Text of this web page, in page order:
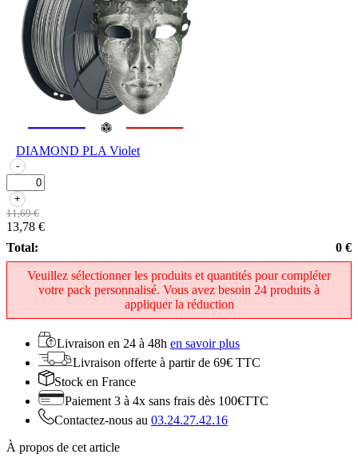
DIAMOND PLA Violet
-
+
11,69 €
13,78 €
Total:
0 €
Veuillez sélectionner les produits et quantités pour compléter
votre pack personnalisé. Vous avez besoin 24 produits à
appliquer la réduction
Livraison en 24 à 48h en savoir plus
Livraison offerte à partir de 69€ TTC
Stock en France
Paiement 3 à 4x sans frais dès 100€TTC
Contactez-nous au 03.24.27.42.16
À propos de cet article